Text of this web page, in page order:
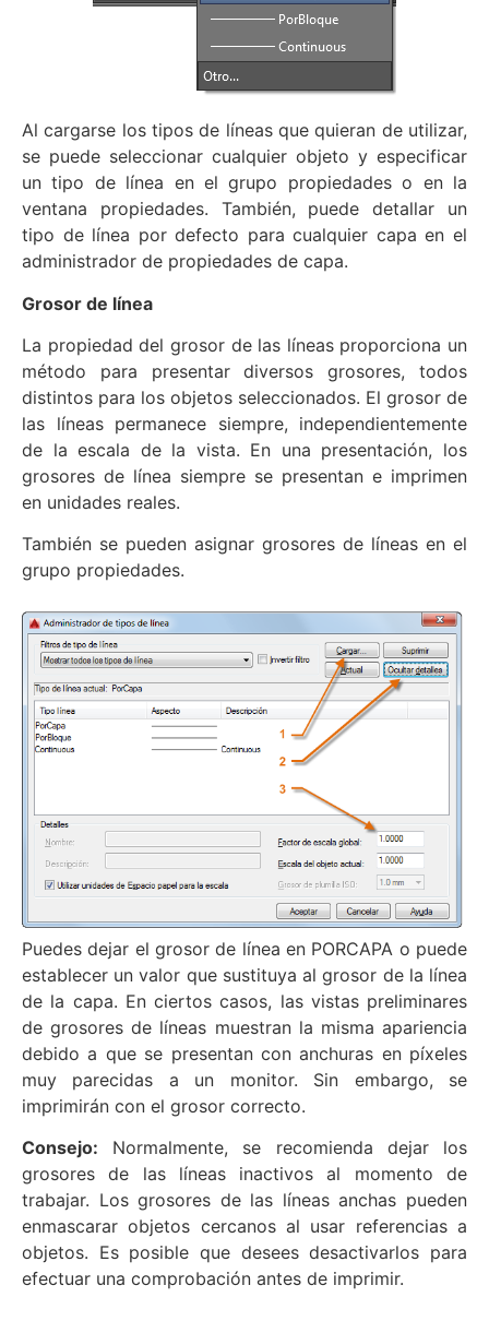
Al cargarse los tipos de líneas que quieran de utilizar,
se puede seleccionar cualquier objeto y especificar
un tipo de línea en el grupo propiedades o en la
ventana propiedades. También, puede detallar un
tipo de línea por defecto para cualquier capa en el
administrador de propiedades de capa.
Grosor de línea
La propiedad del grosor de las líneas proporciona un
método para presentar diversos grosores, todos
distintos para los objetos seleccionados. El grosor de
las líneas permanece siempre, independientemente
de la escala de la vista. En una presentación, los
grosores de línea siempre se presentan e imprimen
en unidades reales.
También se pueden asignar grosores de líneas en el
grupo propiedades.
Puedes dejar el grosor de línea en PORCAPA o puede
establecer un valor que sustituya al grosor de la línea
de la capa. En ciertos casos, las vistas preliminares
de grosores de líneas muestran la misma apariencia
debido a que se presentan con anchuras en píxeles
muy parecidas a un monitor. Sin embargo, se
imprimirán con el grosor correcto.
Consejo: Normalmente, se recomienda dejar los
grosores de las líneas inactivos al momento de
trabajar. Los grosores de las líneas anchas pueden
enmascarar objetos cercanos al usar referencias a
objetos. Es posible que desees desactivarlos para
efectuar una comprobación antes de imprimir.